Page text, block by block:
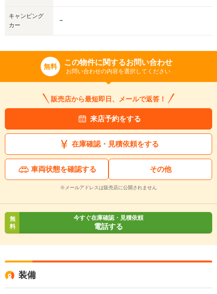
キャンピング
カー
－
無料 この物件に関するお問い合わせ
お問い合わせの内容を選択してください
販売店から最短即日、メールで返答！
来店予約をする
在庫確認・見積依頼をする
車両状態を確認する その他
※メールアドレスは販売店に公開されません
無
料
今すぐ在庫確認・見積依頼
電話する
装備